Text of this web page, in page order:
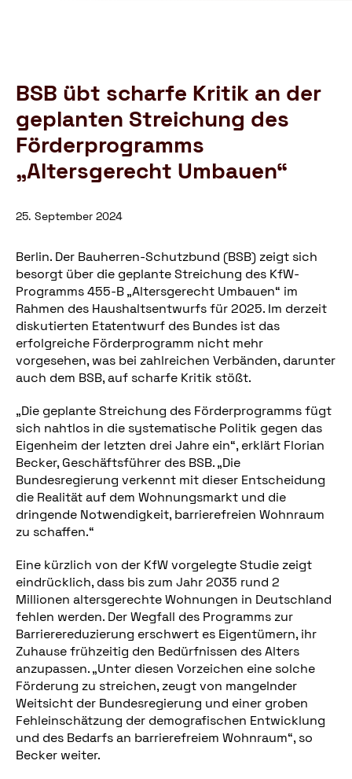
BSB übt scharfe Kritik an der
geplanten Streichung des
Förderprogramms
„Altersgerecht Umbauen“
25. September 2024
Berlin. Der Bauherren-Schutzbund (BSB) zeigt sich
besorgt über die geplante Streichung des KfW-
Programms 455-B „Altersgerecht Umbauen“ im
Rahmen des Haushaltsentwurfs für 2025. Im derzeit
diskutierten Etatentwurf des Bundes ist das
erfolgreiche Förderprogramm nicht mehr
vorgesehen, was bei zahlreichen Verbänden, darunter
auch dem BSB, auf scharfe Kritik stößt.
„Die geplante Streichung des Förderprogramms fügt
sich nahtlos in die systematische Politik gegen das
Eigenheim der letzten drei Jahre ein“, erklärt Florian
Becker, Geschäftsführer des BSB. „Die
Bundesregierung verkennt mit dieser Entscheidung
die Realität auf dem Wohnungsmarkt und die
dringende Notwendigkeit, barrierefreien Wohnraum
zu schaffen.“
Eine kürzlich von der KfW vorgelegte Studie zeigt
eindrücklich, dass bis zum Jahr 2035 rund 2
Millionen altersgerechte Wohnungen in Deutschland
fehlen werden. Der Wegfall des Programms zur
Barrierereduzierung erschwert es Eigentümern, ihr
Zuhause frühzeitig den Bedürfnissen des Alters
anzupassen. „Unter diesen Vorzeichen eine solche
Förderung zu streichen, zeugt von mangelnder
Weitsicht der Bundesregierung und einer groben
Fehleinschätzung der demografischen Entwicklung
und des Bedarfs an barrierefreiem Wohnraum“, so
Becker weiter.